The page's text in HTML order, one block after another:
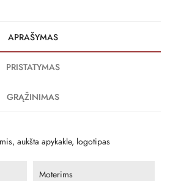
APRAŠYMAS
PRISTATYMAS
GRĄŽINIMAS
aukšta apykakle, logotipas
Moterims